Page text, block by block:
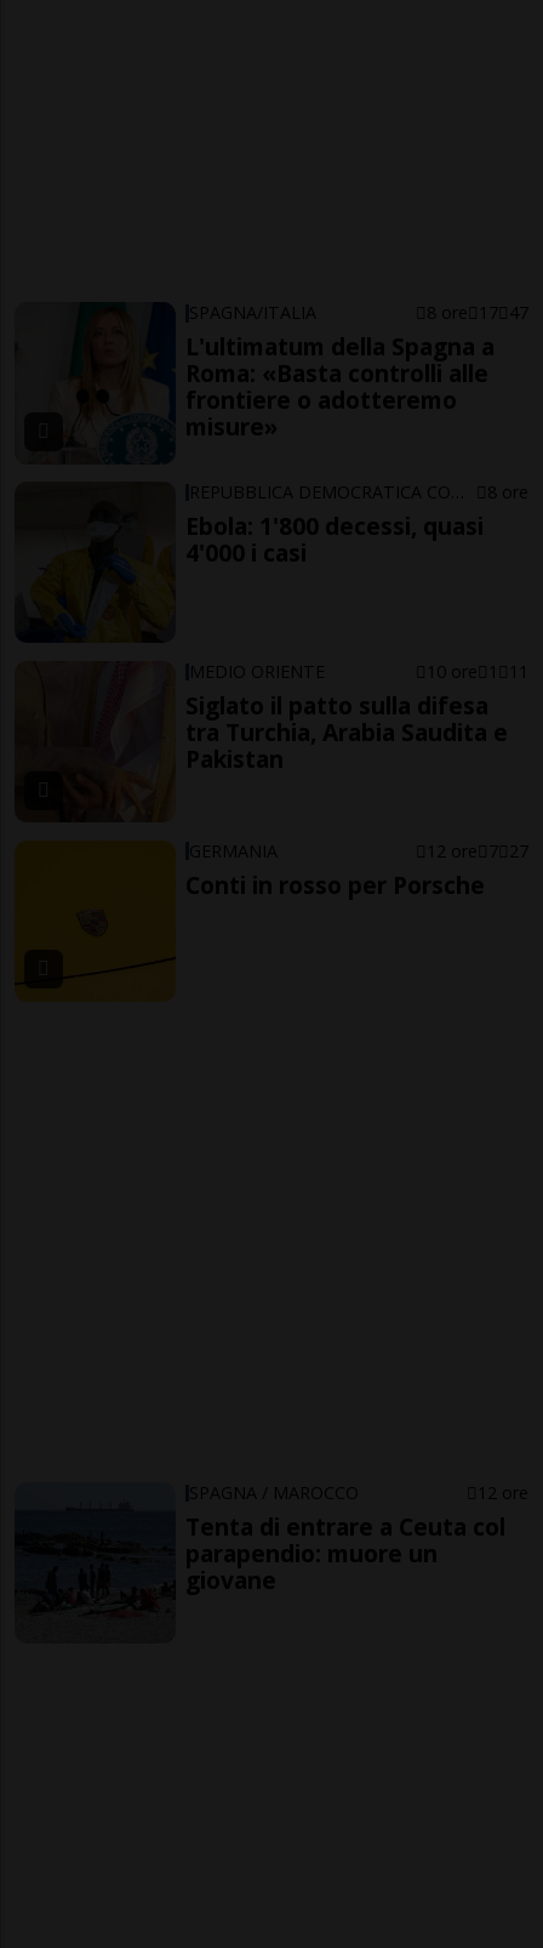
SPAGNA/ITALIA 8 ore 17 47
L'ultimatum della Spagna a
Roma: «Basta controlli alle
frontiere o adotteremo
misure»
8 ore
Ebola: 1'800 decessi, quasi
4'000 i casi
MEDIO ORIENTE 10 ore 1 11
Siglato il patto sulla difesa
tra Turchia, Arabia Saudita e
Pakistan
GERMANIA 12 ore 7 27
Conti in rosso per Porsche
SPAGNA / MAROCCO 12 ore
Tenta di entrare a Ceuta col
parapendio: muore un
giovane